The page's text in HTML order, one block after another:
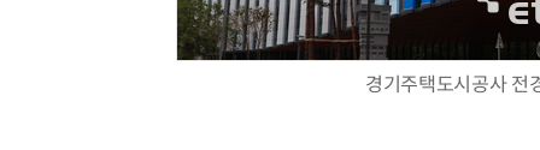
경기주택도시공사 전